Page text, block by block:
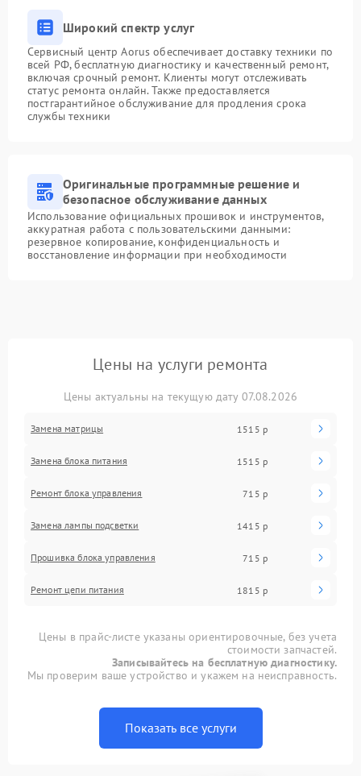
Широкий спектр услуг
Сервисный центр Aorus обеспечивает доставку техники по
всей РФ, бесплатную диагностику и качественный ремонт,
включая срочный ремонт. Клиенты могут отслеживать
статус ремонта онлайн. Также предоставляется
постгарантийное обслуживание для продления срока
службы техники
Оригинальные программные решение и
безопасное обслуживание данных
Использование официальных прошивок и инструментов,
аккуратная работа с пользовательскими данными:
резервное копирование, конфиденциальность и
восстановление информации при необходимости
Цены на услуги ремонта
Цены актуальны на текущую дату 07.08.2026
Замена матрицы 1515 р
Замена блока питания 1515 р
Ремонт блока управления 715 р
Замена лампы подсветки 1415 р
Прошивка блока управления 715 р
Ремонт цепи питания 1815 р
Цены в прайс-листе указаны ориентировочные, без учета
стоимости запчастей.
Записывайтесь на бесплатную диагностику.
Мы проверим ваше устройство и укажем на неисправность.
Показать все услуги